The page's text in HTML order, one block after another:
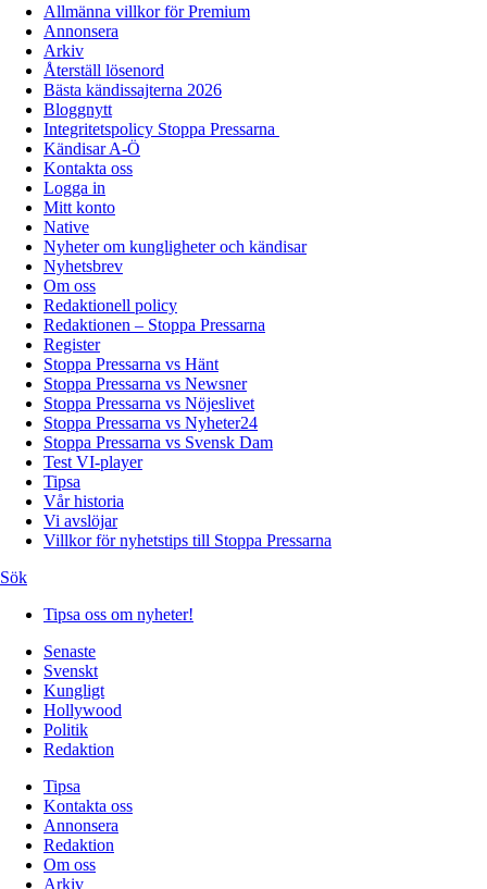
Allmänna villkor för Premium
Annonsera
Arkiv
Återställ lösenord
Bästa kändissajterna 2026
Bloggnytt
Integritetspolicy Stoppa Pressarna
Kändisar A-Ö
Kontakta oss
Logga in
Mitt konto
Native
Nyheter om kungligheter och kändisar
Nyhetsbrev
Om oss
Redaktionell policy
Redaktionen – Stoppa Pressarna
Register
Stoppa Pressarna vs Hänt
Stoppa Pressarna vs Newsner
Stoppa Pressarna vs Nöjeslivet
Stoppa Pressarna vs Nyheter24
Stoppa Pressarna vs Svensk Dam
Test VI-player
Tipsa
Vår historia
Vi avslöjar
Villkor för nyhetstips till Stoppa Pressarna
Sök
Tipsa oss om nyheter!
Senaste
Svenskt
Kungligt
Hollywood
Politik
Redaktion
Tipsa
Kontakta oss
Annonsera
Redaktion
Om oss
Arkiv